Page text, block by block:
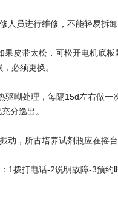
员进行维修，不能轻易拆卸
带太松，可松开电机底板
必须更换。
嘲处理，每隔15d左右做一
分逸出。
，所古培养试剂瓶应在摇台
打电话-2说明故障-3预约